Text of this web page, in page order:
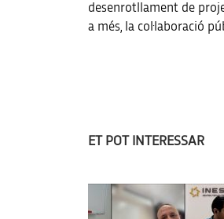
desenrotllament de
a més, la col·laboració
ET POT INTERESSAR